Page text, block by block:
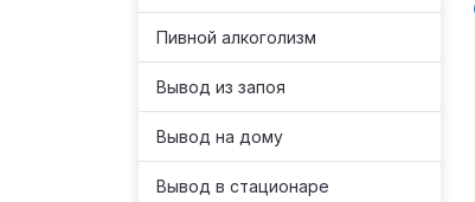
Пивной алкоголизм
Вывод из запоя
Вывод на дому
Вывод в стационаре